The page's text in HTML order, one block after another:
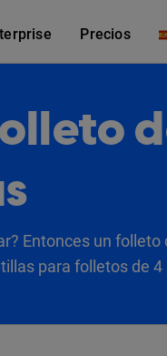
Precios
Entonces un folleto
para folletos de 4